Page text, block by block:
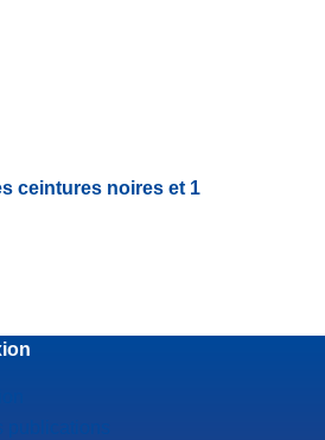
ceintures noires et 1